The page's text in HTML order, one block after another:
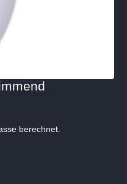
berechnet.